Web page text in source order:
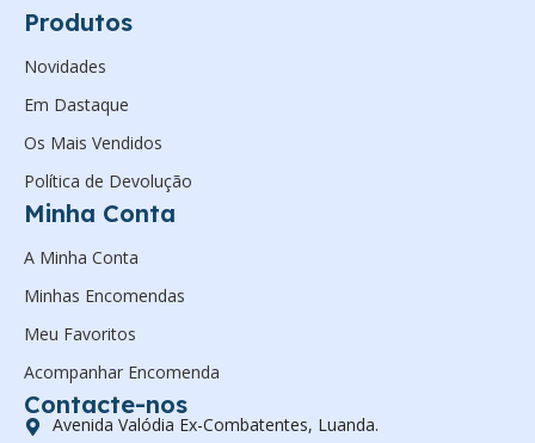
Produtos
Novidades
Em Dastaque
Os Mais Vendidos
Política de Devolução
Minha Conta
A Minha Conta
Minhas Encomendas
Meu Favoritos
Acompanhar Encomenda
Contacte-nos
Avenida Valódia Ex-Combatentes, Luanda.